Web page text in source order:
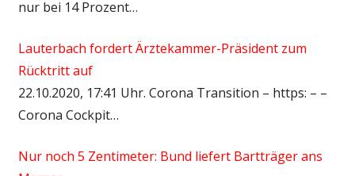
nur bei 14 Prozent…
Lauterbach fordert Ärztekammer-Präsident zum
Rücktritt auf
22.10.2020, 17:41 Uhr. Corona Transition – https: – –
Corona Cockpit…
Nur noch 5 Zentimeter: Bund liefert Bartträger ans